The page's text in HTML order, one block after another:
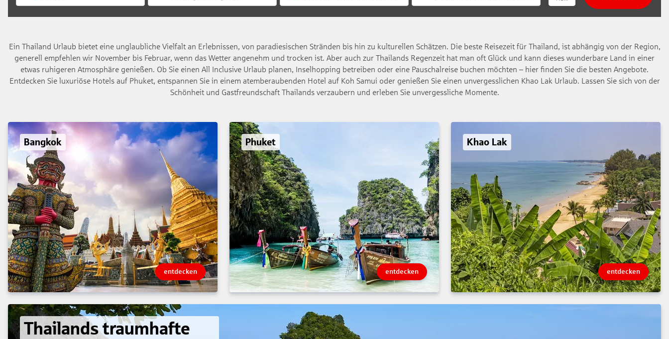
Ein Thailand Urlaub bietet eine unglaubliche Vielfalt an Erlebnissen, von paradiesischen Stränden bis hin zu kulturellen Schätzen. Die beste Reisezeit für Thailand, ist abhängig von der Region,
generell empfehlen wir November bis Februar, wenn das Wetter angenehm und trocken ist. Aber auch zur Thailands Regenzeit hat man oft Glück und kann dieses wunderbare Land in einer
etwas ruhigeren Atmosphäre genießen. Ob Sie einen All Inclusive Urlaub planen, Inselhopping betreiben oder eine Pauschalreise buchen möchten – hier finden Sie die besten Angebote.
Entdecken Sie luxuriöse Hotels auf Phuket, entspannen Sie in einem atemberaubenden Hotel auf Koh Samui oder genießen Sie einen unvergesslichen Khao Lak Urlaub. Lassen Sie sich von der
Schönheit und Gastfreundschaft Thailands verzaubern und erleben Sie unvergessliche Momente.
Bangkok
entdecken
Phuket
entdecken
Khao Lak
entdecken
Thailands traumhafte